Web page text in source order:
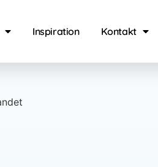
Inspiration Kontakt